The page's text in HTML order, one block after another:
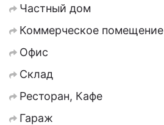
Частный дом
Коммерческое помещение
Офис
Склад
Ресторан, Кафе
Гараж